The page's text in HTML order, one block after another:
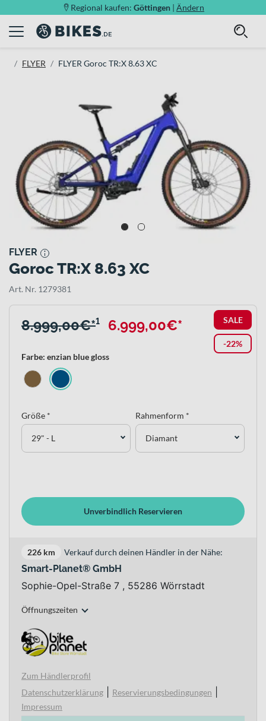
Regional kaufen: Göttingen | Ändern
FLYER FLYER Goroc TR:X 8.63 XC
FLYER
Goroc TR:X 8.63 XC
Art. Nr. 1279381
SALE
-22%
8.999,00€*¹ 6.999,00€*
Farbe: enzian blue gloss
Größe *
29" - L
Rahmenform *
Diamant
Unverbindlich Reservieren
226 km Verkauf durch deinen Händler in der Nähe:
Smart-Planet® GmbH
Sophie-Opel-Straße 7 , 55286 Wörrstadt
Öffnungszeiten
Zum Händlerprofil
Datenschutzerklärung
Reservierungsbedingungen
Impressum